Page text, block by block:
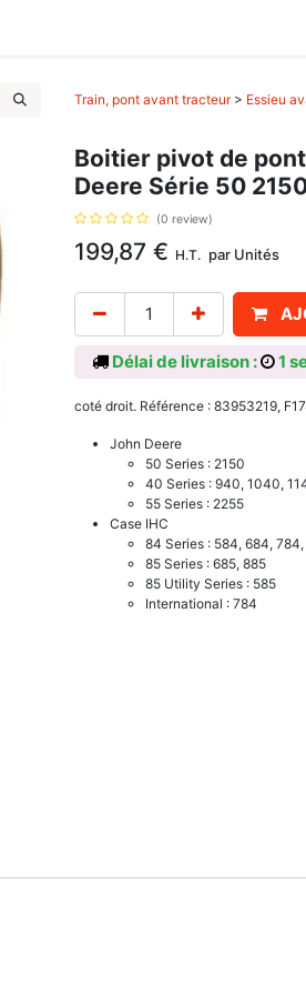
Train, pont avant tracteur> Essieu
Boitier pivot de
Deere Série 50
(0 review)
199,87 € H.T. par Unités
Délai de livraison : 1
coté droit. Référence : 83953219,
John Deere
50 Series : 2150
40 Series : 940, 1040,
55 Series : 2255
Case IHC
84 Series : 584, 684,
85 Series : 685, 885
85 Utility Series : 585
International : 784